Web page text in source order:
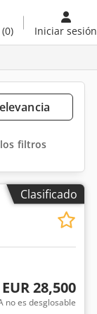
(0) Iniciar sesión
filtros
Clasificado
EUR 28,500
no es desglosable